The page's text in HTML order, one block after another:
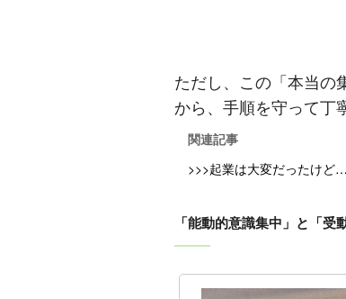
ただし、この「本当の
から、手順を守って丁
関連記事
>>>起業は大変だったけど
「能動的意識集中」と「受